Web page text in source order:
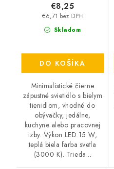
Skladom
€6,71 bez DPH
€8,25
DO KOŠÍKA
Minimalistické čierne
zápustné svietidlo s bielym
tienidlom, vhodné do
obývačky, jedálne,
kuchyne alebo pracovnej
izby. Výkon LED 15 W,
teplá biela farba svetla
(3000 K). Trieda...